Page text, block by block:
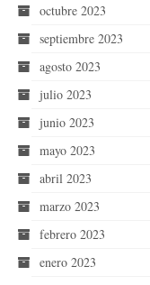
octubre 2023
septiembre 2023
agosto 2023
julio 2023
junio 2023
mayo 2023
abril 2023
marzo 2023
febrero 2023
enero 2023